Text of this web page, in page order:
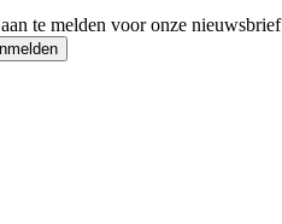
te melden voor onze nieuwsbrief